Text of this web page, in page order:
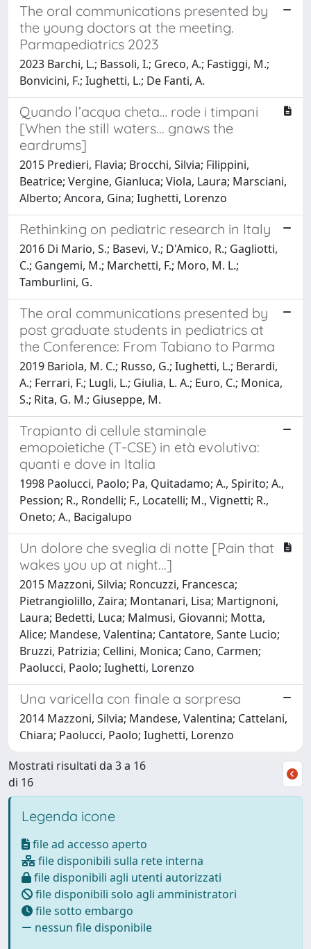
The oral communications presented by
the young doctors at the meeting.
Parmapediatrics 2023
2023 Barchi, L.; Bassoli, I.; Greco, A.; Fastiggi, M.;
Bonvicini, F.; Iughetti, L.; De Fanti, A.
Quando l’acqua cheta… rode i timpani
[When the still waters... gnaws the
eardrums]
2015 Predieri, Flavia; Brocchi, Silvia; Filippini,
Beatrice; Vergine, Gianluca; Viola, Laura; Marsciani,
Alberto; Ancora, Gina; Iughetti, Lorenzo
Rethinking on pediatric research in Italy
2016 Di Mario, S.; Basevi, V.; D'Amico, R.; Gagliotti,
C.; Gangemi, M.; Marchetti, F.; Moro, M. L.;
Tamburlini, G.
The oral communications presented by
post graduate students in pediatrics at
the Conference: From Tabiano to Parma
2019 Bariola, M. C.; Russo, G.; Iughetti, L.; Berardi,
A.; Ferrari, F.; Lugli, L.; Giulia, L. A.; Euro, C.; Monica,
S.; Rita, G. M.; Giuseppe, M.
Trapianto di cellule staminale
emopoietiche (T-CSE) in età evolutiva:
quanti e dove in Italia
1998 Paolucci, Paolo; Pa, Quitadamo; A., Spirito; A.,
Pession; R., Rondelli; F., Locatelli; M., Vignetti; R.,
Oneto; A., Bacigalupo
Un dolore che sveglia di notte [Pain that
wakes you up at night...]
2015 Mazzoni, Silvia; Roncuzzi, Francesca;
Pietrangiolillo, Zaira; Montanari, Lisa; Martignoni,
Laura; Bedetti, Luca; Malmusi, Giovanni; Motta,
Alice; Mandese, Valentina; Cantatore, Sante Lucio;
Bruzzi, Patrizia; Cellini, Monica; Cano, Carmen;
Paolucci, Paolo; Iughetti, Lorenzo
Una varicella con finale a sorpresa
2014 Mazzoni, Silvia; Mandese, Valentina; Cattelani,
Chiara; Paolucci, Paolo; Iughetti, Lorenzo
Mostrati risultati da 3 a 16
di 16
Legenda icone
file ad accesso aperto
file disponibili sulla rete interna
file disponibili agli utenti autorizzati
file disponibili solo agli amministratori
file sotto embargo
nessun file disponibile